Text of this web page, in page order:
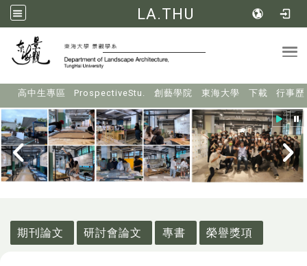
LA.THU
高中生專區 ProspectiveStu. 創藝學院 東海大學 下載 行事歷
期刊論文
研討會論文 專書 榮譽獎項